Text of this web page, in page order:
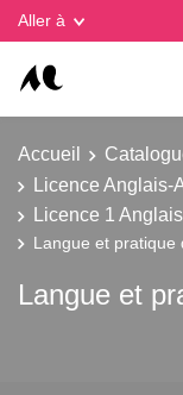
Aller à
Accueil
Licence Anglais-
Licence 1
Langue et pratique
Langue et
Gestion des cookies